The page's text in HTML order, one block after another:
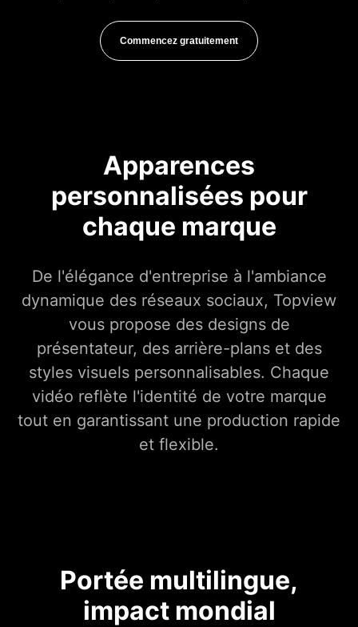
Commencez gratuitement
Apparences
personnalisées pour
chaque marque
De l'élégance d'entreprise à l'ambiance
dynamique des réseaux sociaux, Topview
vous propose des designs de
présentateur, des arrière-plans et des
styles visuels personnalisables. Chaque
vidéo reflète l'identité de votre marque
tout en garantissant une production rapide
et flexible.
Portée multilingue,
impact mondial